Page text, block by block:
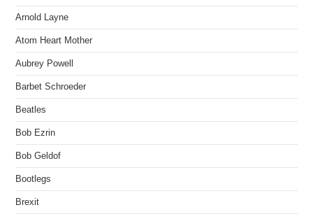
Arnold Layne
Atom Heart Mother
Aubrey Powell
Barbet Schroeder
Beatles
Bob Ezrin
Bob Geldof
Bootlegs
Brexit